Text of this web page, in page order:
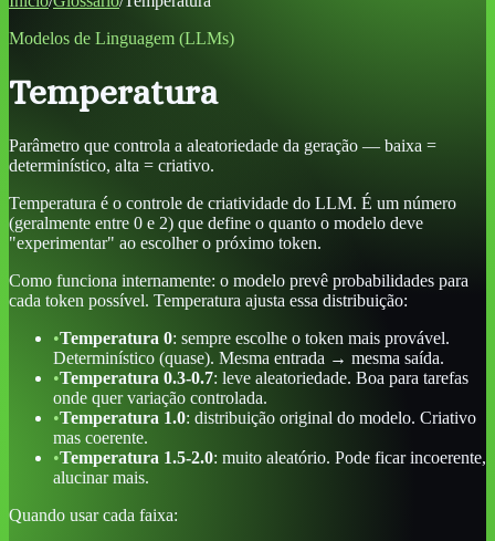
Modelos de Linguagem (LLMs)
Temperatura
Parâmetro que controla a aleatoriedade da geração — baixa =
determinístico, alta = criativo.
Temperatura é o controle de criatividade do LLM. É um número
(geralmente entre 0 e 2) que define o quanto o modelo deve
"experimentar" ao escolher o próximo token.
Como funciona internamente: o modelo prevê probabilidades para
cada token possível. Temperatura ajusta essa distribuição:
•Temperatura 0: sempre escolhe o token mais provável.
Determinístico (quase). Mesma entrada → mesma saída.
•Temperatura 0.3-0.7: leve aleatoriedade. Boa para tarefas
onde quer variação controlada.
•Temperatura 1.0: distribuição original do modelo. Criativo
mas coerente.
•Temperatura 1.5-2.0: muito aleatório. Pode ficar incoerente,
alucinar mais.
Quando usar cada faixa: